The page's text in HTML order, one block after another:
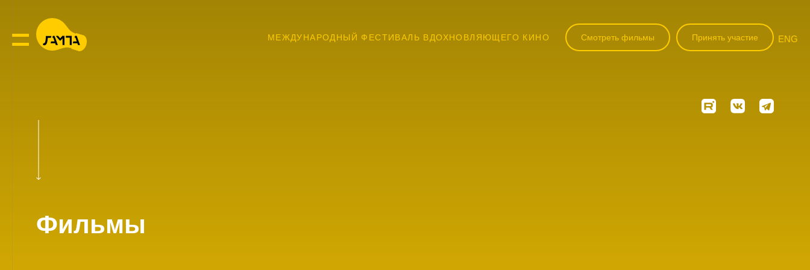
МЕЖДУНАРОДНЫЙ ФЕСТИВАЛЬ ВДОХНОВЛЯЮЩЕГО КИНО Смотреть фильмы Принять участие ENG
Фильмы